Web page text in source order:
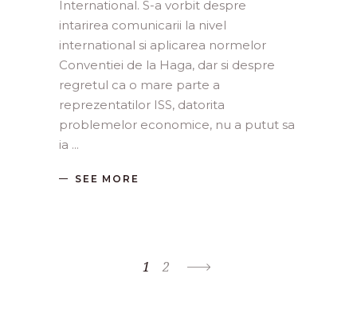
International. S-a vorbit despre
intarirea comunicarii la nivel
international si aplicarea normelor
Conventiei de la Haga, dar si despre
regretul ca o mare parte a
reprezentatilor ISS, datorita
problemelor economice, nu a putut sa
ia
SEE MORE
1 2